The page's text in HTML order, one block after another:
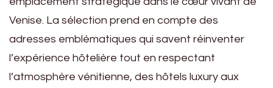
Venise. La sélection prend en compte des
adresses emblématiques qui savent réinventer
l’expérience hôtelière tout en respectant
l’atmosphère vénitienne, des hôtels luxury aux